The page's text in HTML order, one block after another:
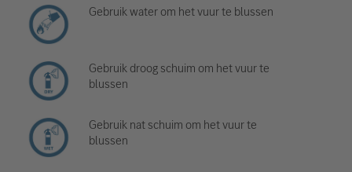
Gebruik water om het vuur te blussen
Gebruik droog schuim om het vuur te
blussen
Gebruik nat schuim om het vuur te
blussen